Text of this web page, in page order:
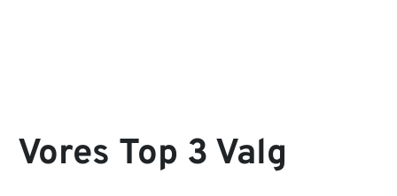
Vores Top 3 Valg